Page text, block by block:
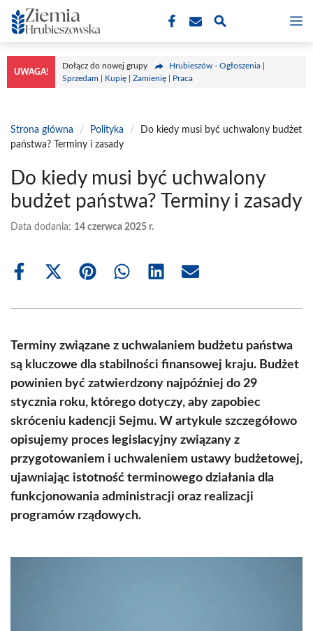
Przejdź
do
treści
UWAGA!
Dołącz do nowej grupy
Hrubieszów - Ogłoszenia |
Sprzedam | Kupię | Zamienię | Praca
Strona główna / Polityka /
Do kiedy musi być uchwalony budżet
państwa? Terminy i zasady
Do kiedy musi być uchwalony
budżet państwa? Terminy i zasady
Data dodania: 14 czerwca 2025 r.
Share
Share
(Twitter)
Share Share Share Share
Terminy związane z uchwalaniem budżetu państwa
są kluczowe dla stabilności finansowej kraju. Budżet
powinien być zatwierdzony najpóźniej do 29
stycznia roku, którego dotyczy, aby zapobiec
skróceniu kadencji Sejmu. W artykule szczegółowo
opisujemy proces legislacyjny związany z
przygotowaniem i uchwaleniem ustawy budżetowej,
ujawniając istotność terminowego działania dla
funkcjonowania administracji oraz realizacji
programów rządowych.